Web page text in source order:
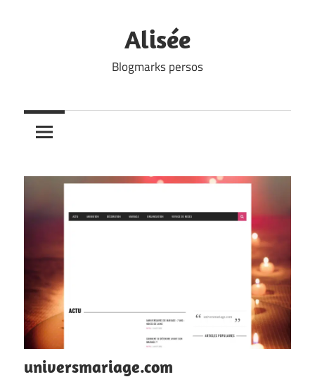
Alisée
Blogmarks persos
universmariage.com